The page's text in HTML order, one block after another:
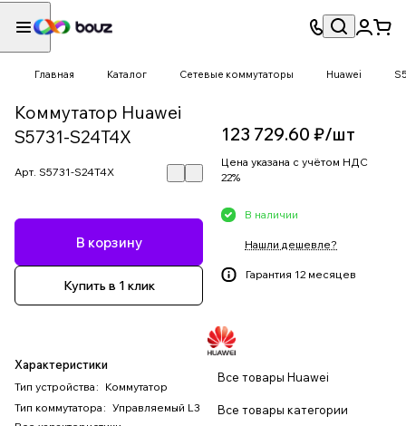
Главная Каталог Сетевые коммутаторы Huawei
Коммутатор Huawei
S5731-S24T4X
Арт. S5731-S24T4X
В корзину
Купить в 1 клик
Характеристики
Тип устройства : Коммутатор
Тип коммутатора : Управляемый L3
123 729.60 ₽/шт
Цена указана с учётом НДС
22%
В наличии
Нашли дешевле?
Гарантия 12 месяцев
Все товары Huawei
Все товары категории